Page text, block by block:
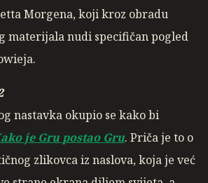
Morgena, koji kroz obradu
materijala nudi specifičan pogled
nastavka okupio se kako bi
je Gru postao Gru. Priča je to o
zlikovca iz naslova, koja je već